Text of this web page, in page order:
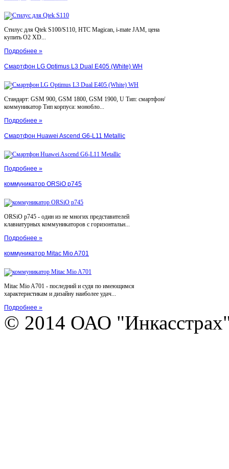
Стилус для Qtek S100/S110, HTC Magican, i-mate JAM, цена
купить O2 XD...
Подробнее »
Смартфон LG Optimus L3 Dual E405 (White) WH
Стандарт: GSM 900, GSM 1800, GSM 1900, U Тип: смартфон/
коммуникатор Тип корпуса: монобло...
Подробнее »
Смартфон Huawei Ascend G6-L11 Metallic
Подробнее »
коммуникатор ORSiO p745
ORSiO p745 - один из не многих представителей
клавиатурных коммуникаторов с горизонтальн...
Подробнее »
коммуникатор Mitac Mio A701
Mitac Mio A701 - последний и судя по имеющимся
характеристикам и дизайну наиболее удач...
Подробнее »
© 2014 ОАО